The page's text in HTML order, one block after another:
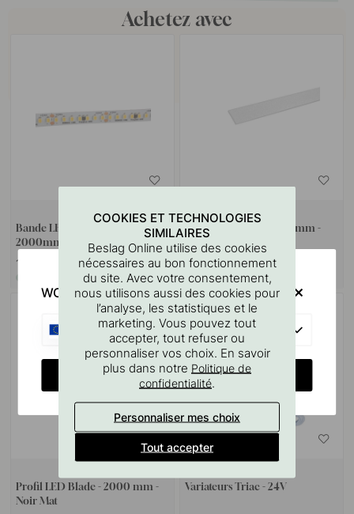
Achetez avec
Bande LED - Flexy UHE6 -
2000mm - 3000K
120.30 €
Diffuseur Blade - 2000mm -
Opale
22.50 €
En stock
Profil LED Blade - 2000 mm -
Noir Mat
Variateurs Triac - 24V
COOKIES ET TECHNOLOGIES
SIMILAIRES
Beslag Online utilise des cookies
nécessaires au bon fonctionnement
du site. Avec votre consentement,
nous utilisons aussi des cookies pour
l’analyse, les statistiques et le
marketing. Vous pouvez tout
accepter, tout refuser ou
personnaliser vos choix. En savoir
plus dans notre Politique de
confidentialité.
Personnaliser mes choix
Tout accepter
WOULD YOU RATHER VISIT?
CHANGE COUNTRY